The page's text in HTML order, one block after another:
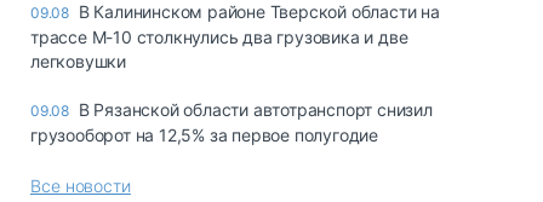
09.08 В Калининском районе Тверской области на
трассе М-10 столкнулись два грузовика и две
легковушки
09.08 В Рязанской области автотранспорт снизил
грузооборот на 12,5% за первое полугодие
Все новости